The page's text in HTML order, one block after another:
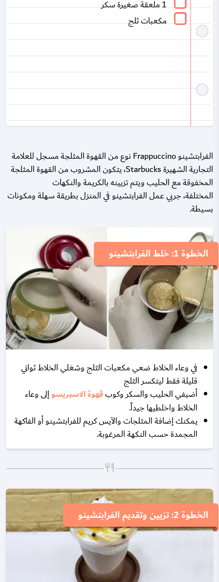
1 ملعقة صغيرة سكر
مكعبات ثلج
الفرابتشينو Frappuccino نوع من القهوة المثلجة مسجل للعلامة
التجارية الشهيرة Starbucks، يتكون المشروب من القهوة المثلجة
المخفوقة مع الحليب ويتم تزيينه بالكريمة والنكهات
المختلفة، جربي عمل الفرابتشينو في المنزل بطريقة سهلة ومكونات
بسيطة.
الخطوة 1: خلط الفرابتشينو
في وعاء الخلاط ضعي مكعبات الثلج وشغلي الخلاط ثواني
قليلة فقط ليتكسر الثلج
أضيفي الحليب والسكر وكوبقهوة الاسبريسوإلى وعاء
الخلاط واخلطيها جيداً.
يمكنك إضافة المثلجات والآيس كريم للفرابتشينو أو الفاكهة
المجمدة حسب النكهة المرغوبة.
الخطوة 2: تزيين وتقديم الفرابتشينو